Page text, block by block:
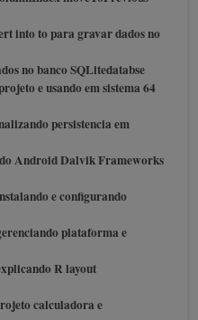
into to para gravar dados no
no banco SQLitedatabse
e usando em sistema 64
persistencia em
Android Dalvik Frameworks
e configurando
plataforma e
R layout
calculadora e